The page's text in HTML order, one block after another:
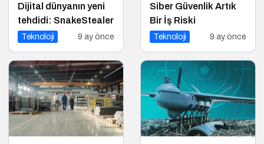
Dijital dünyanın yeni
tehdidi: SnakeStealer
Teknoloji 9 ay önce
Siber Güvenlik Artık
Bir İş Riski
Teknoloji 9 ay önce